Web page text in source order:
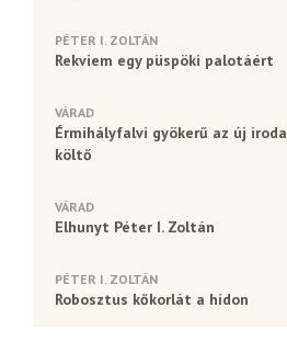
PÉTER I. ZOLTÁN
Rekviem egy püspöki palotáért
VÁRAD
Érmihályfalvi gyökerű az új
költő
VÁRAD
Elhunyt Péter I. Zoltán
PÉTER I. ZOLTÁN
Robosztus kőkorlát a hídon